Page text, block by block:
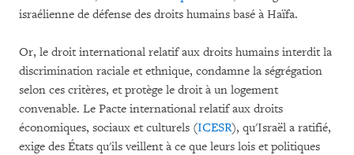
israélienne de défense des droits humains basé à Haïfa.
Or, le droit international relatif aux droits humains interdit la
discrimination raciale et ethnique, condamne la ségrégation
selon ces critères, et protège le droit à un logement
convenable. Le Pacte international relatif aux droits
économiques, sociaux et culturels (ICESR), qu'Israël a ratifié,
exige des États qu'ils veillent à ce que leurs lois et politiques